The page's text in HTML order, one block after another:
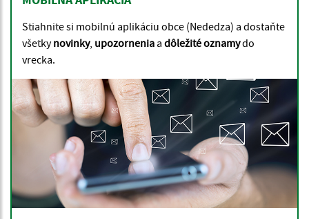
Stiahnite si mobilnú aplikáciu obce (Nededza) a dostaňte
všetkynovinky, upozornenia a dôležité oznamydo
vrecka.